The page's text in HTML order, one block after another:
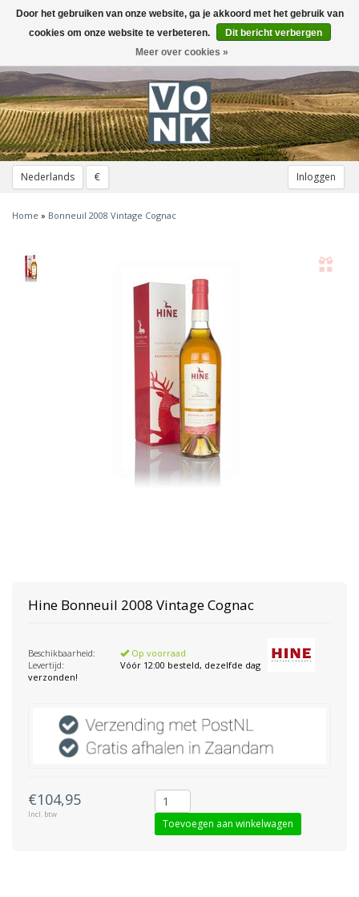
Nederlands € Inloggen
Toggle
navigation
Home » Bonneuil 2008 Vintage Cognac
Hine Bonneuil 2008 Vintage Cognac
Beschikbaarheid:
Op voorraad
Levertijd:
Vóór 12:00 besteld, dezelfde dag
verzonden!
€104,95
Incl. btw
Toevoegen aan winkelwagen
Door het gebruiken van onze website, ga je akkoord met het gebruik van
cookies om onze website te verbeteren.
Dit bericht verbergen
Meer over cookies »